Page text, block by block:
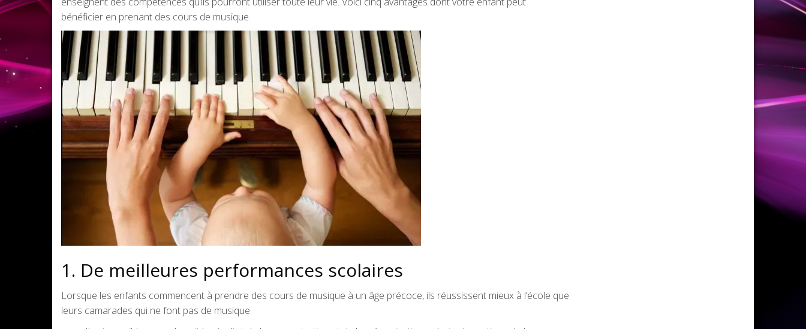
bénéficier en prenant des cours de musique.
1. De meilleures performances scolaires
Lorsque les enfants commencent à prendre des cours de musique à un âge précoce, ils réussissent mieux à l’école que
leurs camarades qui ne font pas de musique.